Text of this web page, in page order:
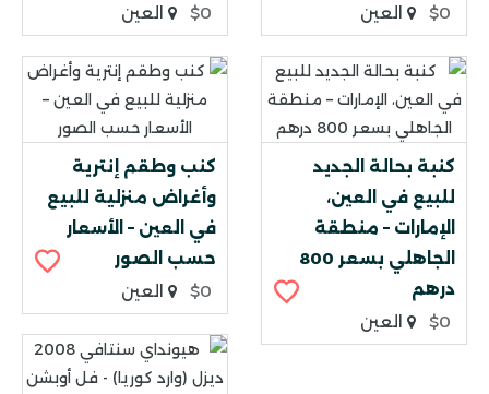
$0
العين
$0
العين
كنبة بحالة الجديد
للبيع في العين،
الإمارات – منطقة
الجاهلي بسعر 800
درهم
$0
العين
كنب وطقم إنترية
وأغراض منزلية للبيع
في العين – الأسعار
حسب الصور
$0
العين